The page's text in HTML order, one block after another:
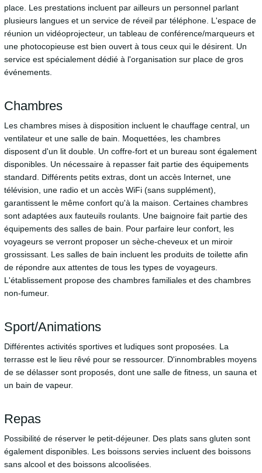
place. Les prestations incluent par ailleurs un personnel parlant
plusieurs langues et un service de réveil par téléphone. L'espace de
réunion un vidéoprojecteur, un tableau de conférence/marqueurs et
une photocopieuse est bien ouvert à tous ceux qui le désirent. Un
service est spécialement dédié à l'organisation sur place de gros
événements.
Chambres
Les chambres mises à disposition incluent le chauffage central, un
ventilateur et une salle de bain. Moquettées, les chambres
disposent d'un lit double. Un coffre-fort et un bureau sont également
disponibles. Un nécessaire à repasser fait partie des équipements
standard. Différents petits extras, dont un accès Internet, une
télévision, une radio et un accès WiFi (sans supplément),
garantissent le même confort qu'à la maison. Certaines chambres
sont adaptées aux fauteuils roulants. Une baignoire fait partie des
équipements des salles de bain. Pour parfaire leur confort, les
voyageurs se verront proposer un sèche-cheveux et un miroir
grossissant. Les salles de bain incluent les produits de toilette afin
de répondre aux attentes de tous les types de voyageurs.
L'établissement propose des chambres familiales et des chambres
non-fumeur.
Sport/Animations
Différentes activités sportives et ludiques sont proposées. La
terrasse est le lieu rêvé pour se ressourcer. D'innombrables moyens
de se délasser sont proposés, dont une salle de fitness, un sauna et
un bain de vapeur.
Repas
Possibilité de réserver le petit-déjeuner. Des plats sans gluten sont
également disponibles. Les boissons servies incluent des boissons
sans alcool et des boissons alcoolisées.